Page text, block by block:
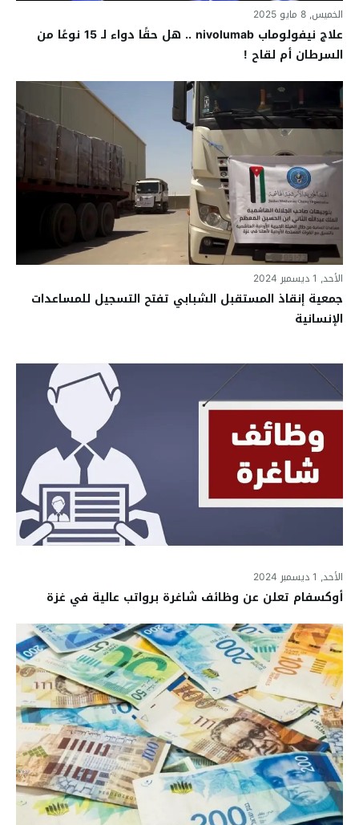
الخميس, 8 مايو 2025
علاج نيفولوماب nivolumab .. هل حقًا دواء لـ 15 نوعًا من
السرطان أم لقاح !
الأحد, 1 ديسمبر 2024
جمعية إنقاذ المستقبل الشبابي تفتح التسجيل للمساعدات
الإنسانية
الأحد, 1 ديسمبر 2024
أوكسفام تعلن عن وظائف شاغرة برواتب عالية في غزة